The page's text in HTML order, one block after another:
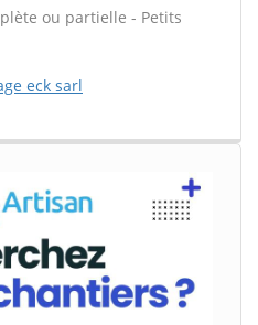
ou partielle - Petits
eck sarl